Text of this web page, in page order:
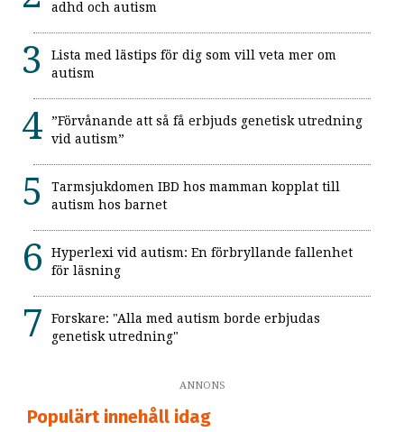
adhd och autism
Lista med lästips för dig som vill veta mer om
autism
”Förvånande att så få erbjuds genetisk utredning
vid autism”
Tarmsjukdomen IBD hos mamman kopplat till
autism hos barnet
Hyperlexi vid autism: En förbryllande fallenhet
för läsning
Forskare: "Alla med autism borde erbjudas
genetisk utredning"
ANNONS
Populärt innehåll idag